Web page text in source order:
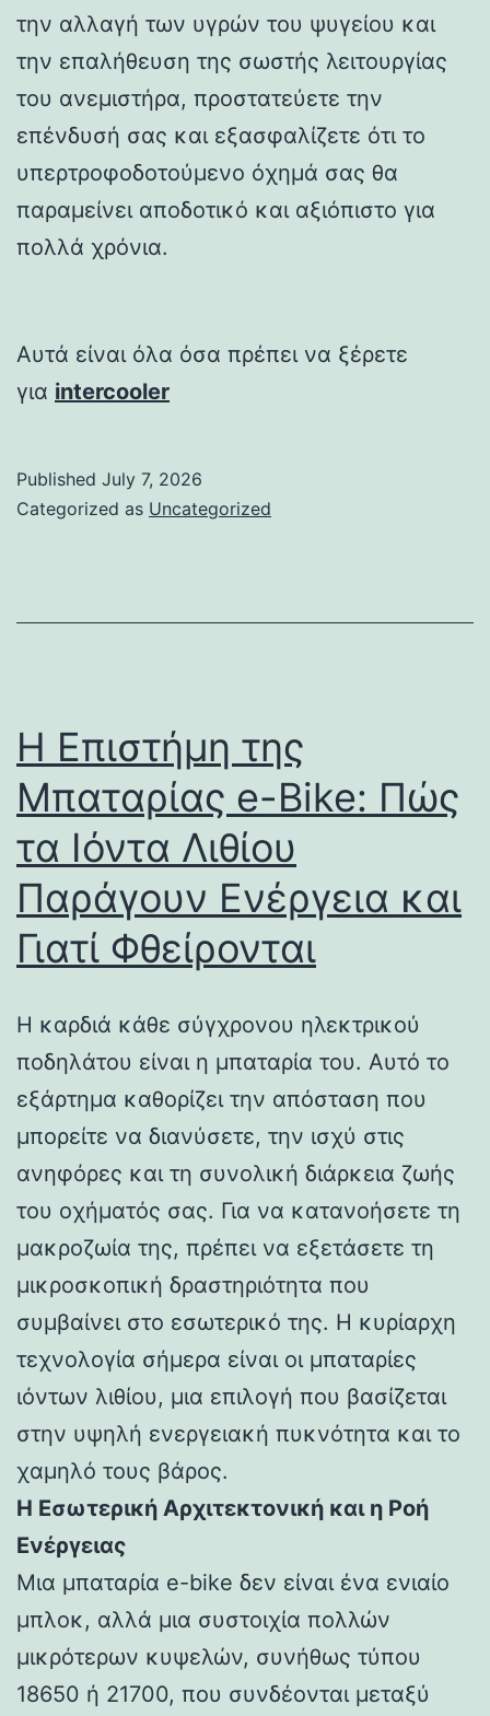
την αλλαγή των υγρών του ψυγείου και
την επαλήθευση της σωστής λειτουργίας
του ανεμιστήρα, προστατεύετε την
επένδυσή σας και εξασφαλίζετε ότι το
υπερτροφοδοτούμενο όχημά σας θα
παραμείνει αποδοτικό και αξιόπιστο για
πολλά χρόνια.
Αυτά είναι όλα όσα πρέπει να ξέρετε
για intercooler
Published July 7, 2026
Categorized as Uncategorized
Η Επιστήμη της
Μπαταρίας e-Bike: Πώς
τα Ιόντα Λιθίου
Παράγουν Ενέργεια και
Γιατί Φθείρονται
Η καρδιά κάθε σύγχρονου ηλεκτρικού
ποδηλάτου είναι η μπαταρία του. Αυτό το
εξάρτημα καθορίζει την απόσταση που
μπορείτε να διανύσετε, την ισχύ στις
ανηφόρες και τη συνολική διάρκεια ζωής
του οχήματός σας. Για να κατανοήσετε τη
μακροζωία της, πρέπει να εξετάσετε τη
μικροσκοπική δραστηριότητα που
συμβαίνει στο εσωτερικό της. Η κυρίαρχη
τεχνολογία σήμερα είναι οι μπαταρίες
ιόντων λιθίου, μια επιλογή που βασίζεται
στην υψηλή ενεργειακή πυκνότητα και το
χαμηλό τους βάρος.
Η Εσωτερική Αρχιτεκτονική και η Ροή
Ενέργειας
Μια μπαταρία e-bike δεν είναι ένα ενιαίο
μπλοκ, αλλά μια συστοιχία πολλών
μικρότερων κυψελών, συνήθως τύπου
18650 ή 21700, που συνδέονται μεταξύ